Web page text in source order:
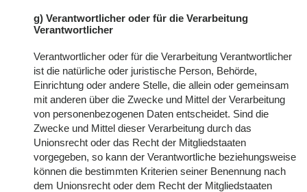
g) Verantwortlicher oder für die Verarbeitung
Verantwortlicher
Verantwortlicher oder für die Verarbeitung Verantwortlicher
ist die natürliche oder juristische Person, Behörde,
Einrichtung oder andere Stelle, die allein oder gemeinsam
mit anderen über die Zwecke und Mittel der Verarbeitung
von personenbezogenen Daten entscheidet. Sind die
Zwecke und Mittel dieser Verarbeitung durch das
Unionsrecht oder das Recht der Mitgliedstaaten
vorgegeben, so kann der Verantwortliche beziehungsweise
können die bestimmten Kriterien seiner Benennung nach
dem Unionsrecht oder dem Recht der Mitgliedstaaten